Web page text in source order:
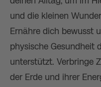
und die kleinen
Ernähre dich bewusst
physische Gesundheit
unterstützt. Verbringe
der Erde und ihrer